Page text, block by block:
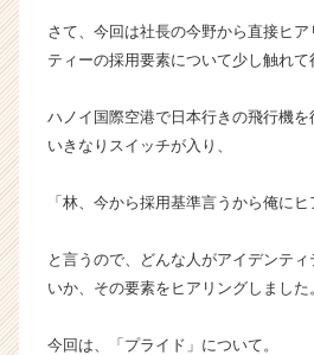
チ
ャ
成
長
か
ス
カ
ト
さて、今回は社長の今野から直接ヒ
ティーの採用要素について少し触れて
ハノイ国際空港で日本行きの飛行機
いきなりスイッチが入り、
「林、今から採用基準言うから俺にヒ
と言うので、どんな人がアイデンテ
いか、その要素をヒアリングしました
今回は、「プライド」について。